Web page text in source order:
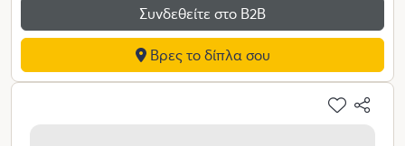
Συνδεθείτε στο Β2Β
Βρες το δίπλα σου